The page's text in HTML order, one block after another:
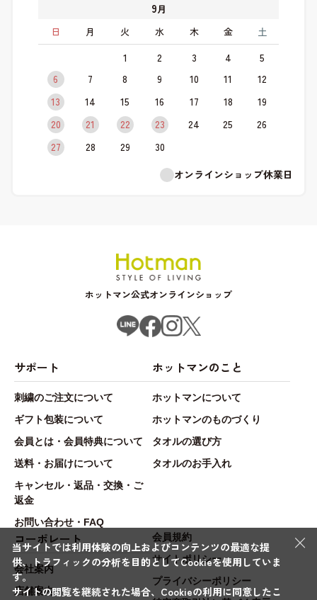
9月
日
月 火 水 木 金 土
1 2 3 4
5
6
7 8 9 10 11
12
13
14 15 16 17 18
19
20
21 22 23 24 25
26
27
28 29
30
オンラインショップ休業日
ホットマン公式オンラインショップ
サポート
刺繍のご注文について
ギフト包装について
会員とは・会員特典について
送料・お届けについて
キャンセル・返品・交換・ご
返金
お問い合わせ・FAQ
ホットマンのこと
ホットマンについて
ホットマンのものづくり
タオルの選び方
タオルのお手入れ
コーポレート
会社案内
店舗案内
会員規約
サイトポリシー
プライバシーポリシー
×
当サイトでは利用体験の向上およびコンテンツの最適な提
供、トラフィックの分析を目的としてCookieを使用していま
す。
サイトの閲覧を継続された場合、Cookieの利用に同意したこ